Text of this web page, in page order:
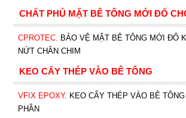
CHẤT PHỦ MẶT BÊ TÔNG MỚI ĐỔ
CPROTEC. BẢO VỆ MẶT BÊ TÔNG MỚI ĐỔ
NỨT CHÂN CHIM
KEO CẤY THÉP VÀO BÊ TÔNG
VFIX EPOXY. KEO CẤY THÉP VÀO BÊ TÔNG
PHẦN